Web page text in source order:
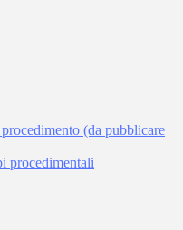
(da pubblicare
procedimentali